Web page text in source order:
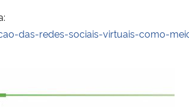
das-redes-sociais-virtuais-como-